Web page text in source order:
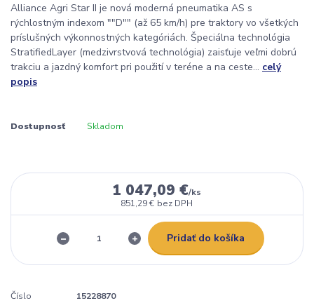
Alliance Agri Star II je nová moderná pneumatika AS s
rýchlostným indexom ""D"" (až 65 km/h) pre traktory vo všetkých
príslušných výkonnostných kategóriách. Špeciálna technológia
StratifiedLayer (medzivrstvová technológia) zaisťuje veľmi dobrú
trakciu a jazdný komfort pri použití v teréne a na ceste... celý
popis
Dostupnosť Skladom
1 047,09 €/ks
851,29 € bez DPH
Pridať do košíka
Číslo
15228870